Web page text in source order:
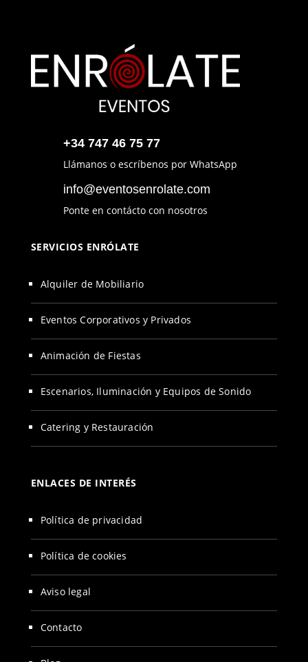
+34 747 46 75 77
Llámanos o escríbenos por WhatsApp
info@eventosenrolate.com
Ponte en contácto con nosotros
SERVICIOS ENRÓLATE
Alquiler de Mobiliario
Eventos Corporativos y Privados
Animación de Fiestas
Escenarios, Iluminación y Equipos de Sonido
Catering y Restauración
ENLACES DE INTERÉS
Política de privacidad
Política de cookies
Aviso legal
Contacto